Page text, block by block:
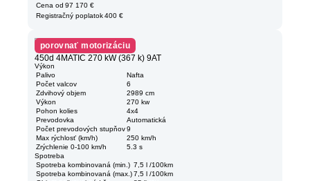
Cena od 97 170 €
Registračný poplatok 400 €
porovnať motorizáciu
450d 4MATIC 270 kW (367 k) 9AT
Výkon
Palivo
Nafta
Počet valcov
6
Zdvihový objem
2989 cm
Výkon
270 kw
Pohon kolies
4x4
Prevodovka
Automatická
Počet prevodových stupňov 9
Max rýchlosť (km/h)
250 km/h
Zrýchlenie 0-100 km/h
5.3 s
Spotreba
Spotreba kombinovaná (min.) 7,5 l /100km
Spotreba kombinovaná (max.) 7,5 l /100km